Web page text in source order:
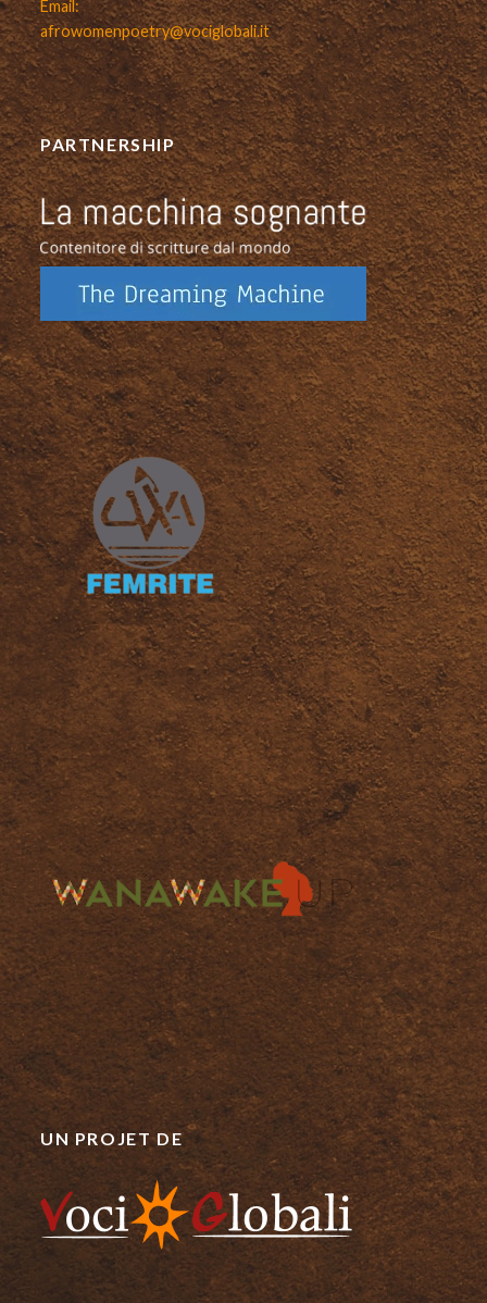
Email:
afrowomenpoetry@vociglobali.it
PARTNERSHIP
UN PROJET DE